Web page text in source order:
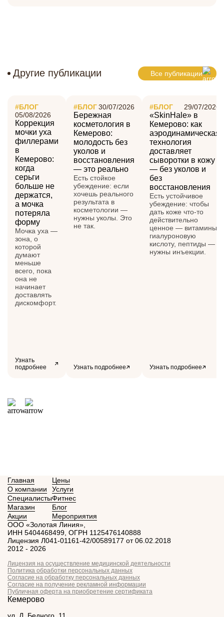
Другие публикации Все публикации
#БЛОГ
05/08/2026
Коррекция
мочки уха
филлерами
в
Кемерово:
когда
серьги
больше не
держатся,
а мочка
потеряла
форму
Мочка уха —
зона, о
которой
думают
меньше
всего, пока
она не
начинает
доставлять
дискомфорт.
Узнать
подробнее
#БЛОГ30/07/2026
Бережная
косметология в
Кемерово:
молодость без
уколов и
восстановления
— это реально
Есть стойкое
убеждение: если
хочешь реального
результата в
косметологии —
нужны уколы. Это
не так.
Узнать подробнее
#БЛОГ 29/07/2026
«SkinHale» в
Кемерово: как
аэродинамическая
технология
доставляет
сыворотки в кожу
— без уколов и
без
восстановления
Есть устойчивое
убеждение: чтобы
дать коже что-то
действительно
ценное — витамины,
гиалуроновую
кислоту, пептиды —
нужны инъекции.
Узнать подробнее
Главная
О компании
Специалисты
Магазин
Акции
Цены
Услуги
Фитнес
Блог
Мероприятия
ООО «Золотая Линия»,
ИНН 5404468499, ОГРН 1125476140888
Лицензия Л041-01161-42/00589177 от 06.02.2018
2012 - 2026
Лицензия на осуществление медицинской деятельности
Политика обработки персональных данных
Согласие на обработку персональных данных
Согласие на получение рекламной информации
Публичная оферта на приобретение сертификата
Кемерово